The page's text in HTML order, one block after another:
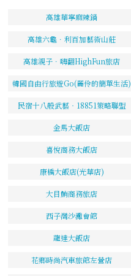
高雄華寧麻辣鍋
高雄六龜．利百加藝術山莊
高雄親子．嗨翻HighFun旅店
韓國自由行旅遊Go(麗伶的簡單生活)
民宿十八般武藝‧18851策略聯盟
金馬大飯店
喜悅商務大飯店
康橋大飯店(光華店)
大目鮪商務旅店
西子灣沙灘會館
龍達大飯店
花鄉時尚汽車旅館左營店